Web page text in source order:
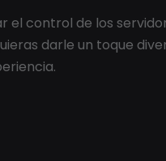
control de los
darle un toque